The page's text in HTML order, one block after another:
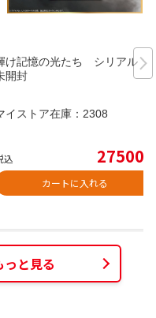
け記憶の光たち シリアル
開封
イストア在庫： 2308
込 27500
カートに入れる
と見る